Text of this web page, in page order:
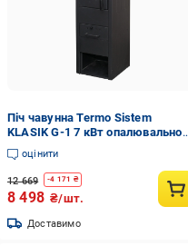
Піч чавунна Termo Sistem
KLASIK G-1 7 кВт опалювально-
варильна
оцінити
12 669 -4 171 ₴
8 498 ₴/шт.
Доставимо